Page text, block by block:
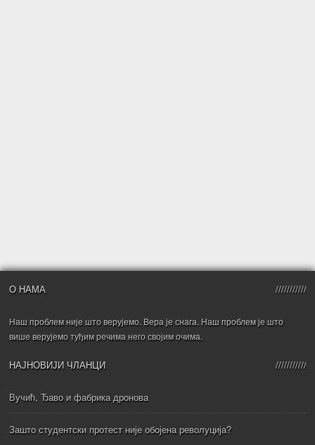
О НАМА
Наш проблем није што верујемо. Вера је снага. Наш проблем је што
више верујемо туђим речима него својим очима.
НАЈНОВИЈИ ЧЛАНЦИ
Вучић, Ђаво и фабрика дронова
Зашто студентски протест није обојена револуција?